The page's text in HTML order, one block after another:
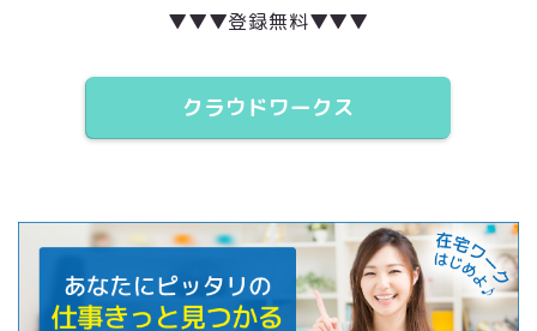
▼▼▼登録無料▼▼▼
クラウドワークス